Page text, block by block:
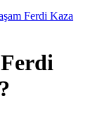
Ferdi Kaza
Ferdi